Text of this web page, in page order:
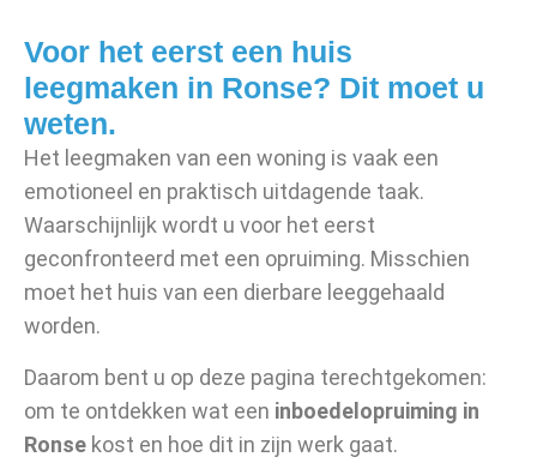
Voor het eerst een huis
leegmaken in Ronse? Dit moet u
weten.
Het leegmaken van een woning is vaak een
emotioneel en praktisch uitdagende taak.
Waarschijnlijk wordt u voor het eerst
geconfronteerd met een opruiming. Misschien
moet het huis van een dierbare leeggehaald
worden.
Daarom bent u op deze pagina terechtgekomen:
om te ontdekken wat een inboedelopruiming in
Ronse kost en hoe dit in zijn werk gaat.